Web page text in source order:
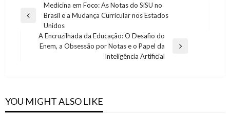
Navegação
de
artigos
Previous
Medicina em Foco: As Notas do SiSU no
Brasil e a Mudança Curricular nos Estados
Unidos
Next
A Encruzilhada da Educação: O Desafio do
Enem, a Obsessão por Notas e o Papel da
Inteligência Artificial
YOU MIGHT ALSO LIKE